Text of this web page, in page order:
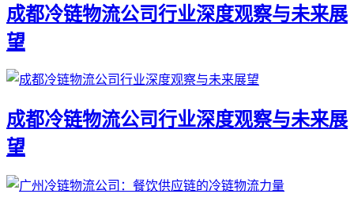
成都冷链物流公司行业深度观察与未来展
望
成都冷链物流公司行业深度观察与未来展
望